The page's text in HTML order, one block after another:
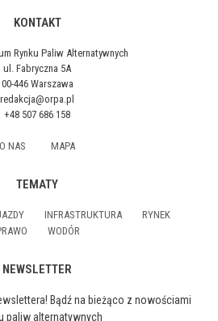
KONTAKT
Rynku Paliw Alternatywnych
ul. Fabryczna 5A
00-446 Warszawa
redakcja@orpa.pl
+48 507 686 158
O NAS MAPA
TEMATY
INFRASTRUKTURA
RYNEK
WODÓR
NEWSLETTER
Bądź na bieżąco z nowościami
paliw alternatywnych